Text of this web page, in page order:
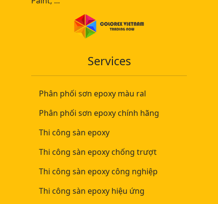
Services
Phân phối sơn epoxy màu ral
Phân phối sơn epoxy chính hãng
Thi công sàn epoxy
Thi công sàn epoxy chống trượt
Thi công sàn epoxy công nghiệp
Thi công sàn epoxy hiệu ứng